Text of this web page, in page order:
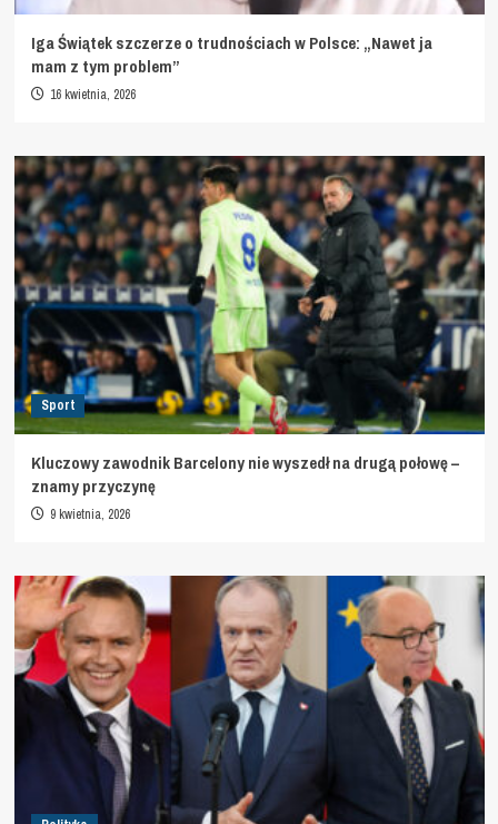
Iga Świątek szczerze o trudnościach w Polsce: „Nawet ja
mam z tym problem”
16 kwietnia, 2026
Sport
Kluczowy zawodnik Barcelony nie wyszedł na drugą połowę –
znamy przyczynę
9 kwietnia, 2026